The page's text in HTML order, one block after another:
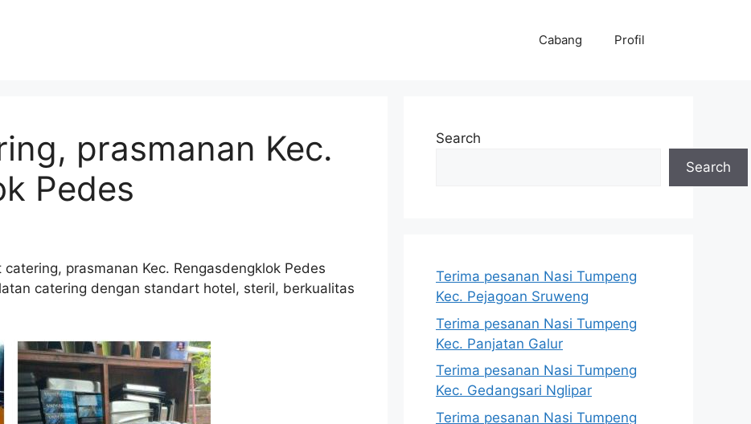
Cabang Profil
prasmanan Kec.
Pedes
prasmanan Kec. Rengasdengklok Pedes
catering dengan standart hotel, steril, berkualitas
Search
Search
Terima pesanan Nasi Tumpeng
Kec. Pejagoan Sruweng
Terima pesanan Nasi Tumpeng
Kec. Panjatan Galur
Terima pesanan Nasi Tumpeng
Kec. Gedangsari Nglipar
Terima pesanan Nasi Tumpeng